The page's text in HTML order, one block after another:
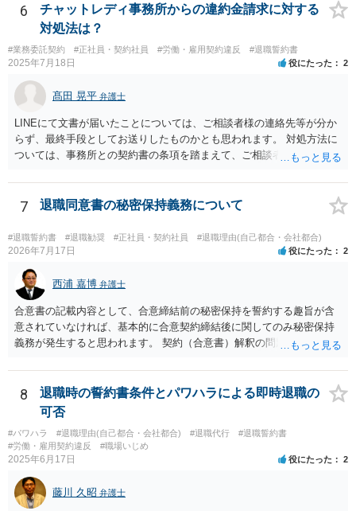
①ならパッケージ受諾、②ならしっかり交渉、③なら微妙な判断、と
いうところでしょう。
提出する方向に話をもっていかれるかもしれないので電話も出ないこ
とを勧めます。
6
チャットレディ事務所からの違約金請求に対する
対処法は？
#業務委託契約 #正社員・契約社員 #労働・雇用契約違反 #退職誓約書
2025年7月18日 役にたった 2
髙田 晃平 弁護士
LINEにて文書が届いたことについては、ご相談者様の連絡先等が分か
らず、最終手段としてお送りしたものかとも思われます。 対処方法に
ついては、事務所との契約書の条項を踏まえて、ご相談者様個人で交
ますと、本人での交渉は難儀する可能性があるかと考えられます。 解
決につながるかというところですが、例えば、民事調停で話合いを行
ます。
7 退職同意書の秘密保持義務について
#退職誓約書 #退職勧奨 #正社員・契約社員 #退職理由(自己都合・会社都合)
2026年7月17日 役にたった 2
西浦 嘉博 弁護士
合意書の記載内容として、合意締結前の秘密保持を誓約する趣旨が含
意されていなければ、基本的に合意契約締結後に関してのみ秘密保持
義務が発生すると思われます。 契約（合意書）解釈の問題ですので、
場合、最寄りの法律事務所で相談されることを検討ください。
8
退職時の誓約書条件とパワハラによる即時退職の
可否
#パワハラ #退職理由(自己都合・会社都合) #退職代行
#退職誓約書
#労働・雇用契約違反
#職場いじめ
2025年6月17日 役にたった 2
藤川 久昭 弁護士